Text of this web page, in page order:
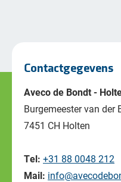
Contactgegevens
Aveco de Bondt -
Burgemeester van der
7451 CH Holten
Tel: +31 88 0048 212
Mail: